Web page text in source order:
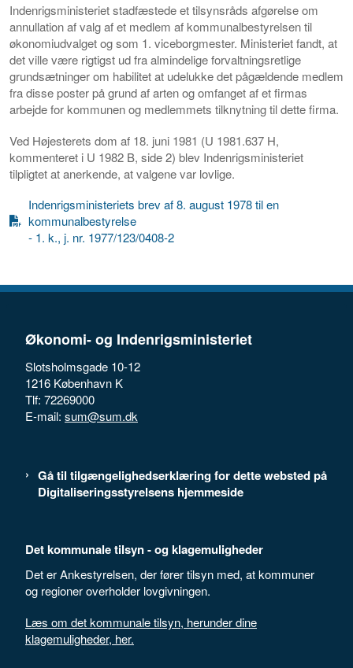
Indenrigsministeriet stadfæstede et tilsynsråds afgørelse om
annullation af valg af et medlem af kommunalbestyrelsen til
økonomiudvalget og som 1. viceborgmester. Ministeriet fandt, at
det ville være rigtigst ud fra almindelige forvaltningsretlige
grundsætninger om habilitet at udelukke det pågældende medlem
fra disse poster på grund af arten og omfanget af et firmas
arbejde for kommunen og medlemmets tilknytning til dette firma.
Ved Højesterets dom af 18. juni 1981 (U 1981.637 H,
kommenteret i U 1982 B, side 2) blev Indenrigsministeriet
tilpligtet at anerkende, at valgene var lovlige.
Indenrigsministeriets brev af 8. august 1978 til en
kommunalbestyrelse
- 1. k., j. nr. 1977/123/0408-2
Økonomi- og Indenrigsministeriet
Slotsholmsgade 10-12
1216 København K
Tlf: 72269000
E-mail: sum@sum.dk
Gå til tilgængelighedserklæring for dette websted på
Digitaliseringsstyrelsens hjemmeside
Det kommunale tilsyn - og klagemuligheder
Det er Ankestyrelsen, der fører tilsyn med, at kommuner
og regioner overholder lovgivningen.
Læs om det kommunale tilsyn, herunder dine
klagemuligheder, her.